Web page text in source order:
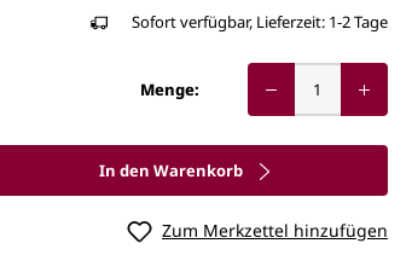
Sofort verfügbar, Lieferzeit: 1-2 Tage
Menge:
In den Warenkorb
Zum Merkzettel hinzufügen